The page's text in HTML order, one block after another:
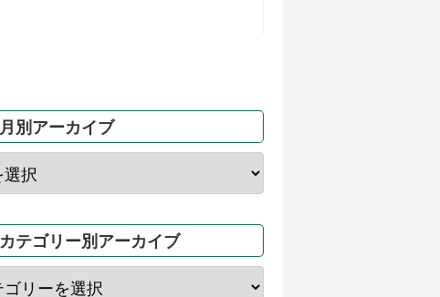
月別アーカイブ
カテゴリー別アーカイブ